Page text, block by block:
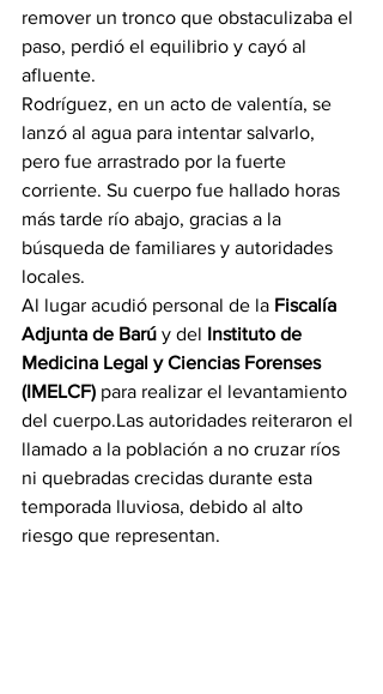
remover un tronco que obstaculizaba el
paso, perdió el equilibrio y cayó al
afluente.
Rodríguez, en un acto de valentía, se
lanzó al agua para intentar salvarlo,
pero fue arrastrado por la fuerte
corriente. Su cuerpo fue hallado horas
más tarde río abajo, gracias a la
búsqueda de familiares y autoridades
locales.
Al lugar acudió personal de la Fiscalía
Adjunta de Barú y del Instituto de
Medicina Legal y Ciencias Forenses
(IMELCF) para realizar el levantamiento
del cuerpo.Las autoridades reiteraron el
llamado a la población a no cruzar ríos
ni quebradas crecidas durante esta
temporada lluviosa, debido al alto
riesgo que representan.